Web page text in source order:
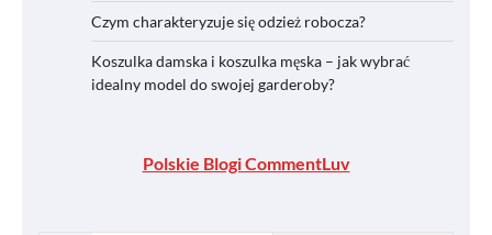
Czym charakteryzuje się odzież robocza?
Koszulka damska i koszulka męska – jak wybrać
idealny model do swojej garderoby?
Polskie Blogi CommentLuv